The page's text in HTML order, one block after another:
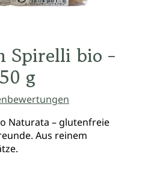
Spirelli bio -
g
Naturata – glutenfreie
Aus reinem